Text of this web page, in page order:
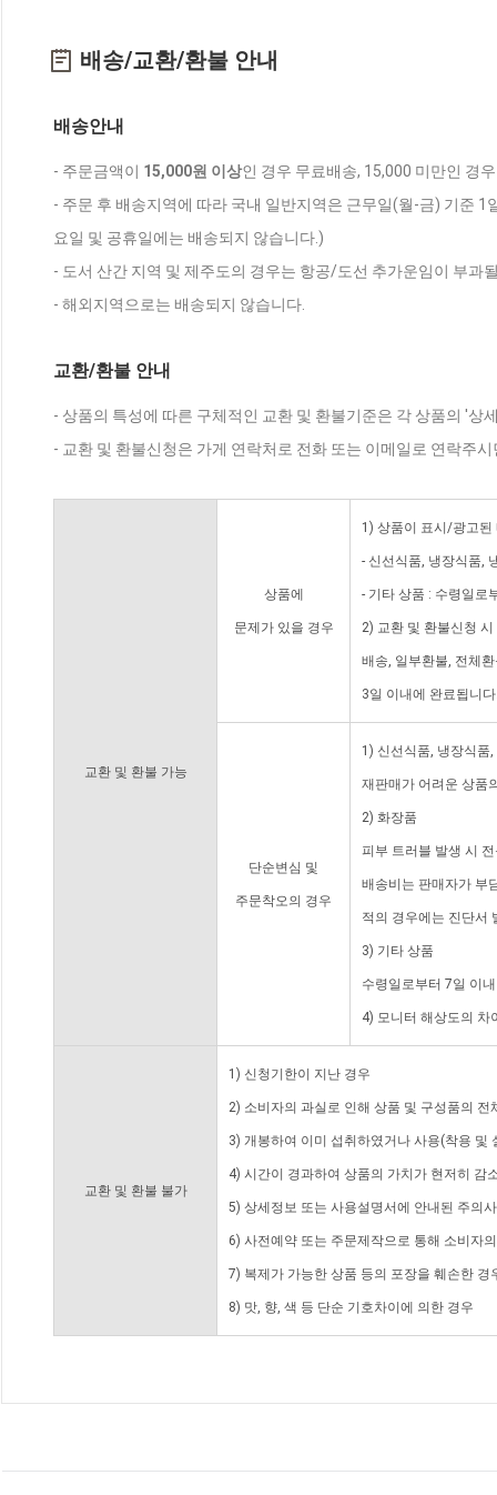
배송/교환/환불 안내
배송안내
- 주문금액이 15,000원 이상인 경우 무료배송, 15,000 미만인 경
- 주문 후 배송지역에 따라 국내 일반지역은 근무일(월-금) 기준
요일 및 공휴일에는 배송되지 않습니다.)
- 도서 산간 지역 및 제주도의 경우는 항공/도선 추가운임이 부과
- 해외지역으로는 배송되지 않습니다.
교환/환불 안내
- 상품의 특성에 따른 구체적인 교환 및 환불기준은 각 상품의 '상
- 교환 및 환불신청은 가게 연락처로 전화 또는 이메일로 연락주
교환 및 환불 가능
상품에
문제가 있을 경우
1) 상품이 표시/광고된
- 신선식품, 냉장식품,
- 기타 상품 : 수령일로
2) 교환 및 환불신청
배송, 일부환불, 전체
3일 이내에 완료됩니
단순변심 및
주문착오의 경우
1) 신선식품, 냉장식품
재판매가 어려운 상품
2) 화장품
피부 트러블 발생 시
배송비는 판매자가 부
적의 경우에는 진단서
3) 기타 상품
수령일로부터 7일 이
4) 모니터 해상도의 차
교환 및 환불 불가
1) 신청기한이 지난 경우
2) 소비자의 과실로 인해 상품 및 구성품의
3) 개봉하여 이미 섭취하였거나 사용(착용 및
4) 시간이 경과하여 상품의 가치가 현저히 감
5) 상세정보 또는 사용설명서에 안내된 주의
6) 사전예약 또는 주문제작으로 통해 소비자
7) 복제가 가능한 상품 등의 포장을 훼손한 경
8) 맛, 향, 색 등 단순 기호차이에 의한 경우